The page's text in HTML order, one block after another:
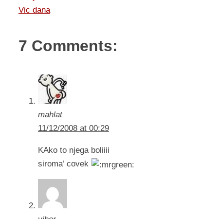
Vic dana
7 Comments:
mahlat
11/12/2008 at 00:29
KAko to njega boliiii
siroma’ covek